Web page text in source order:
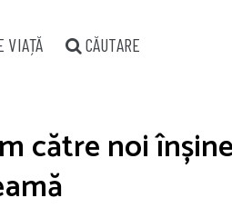
VIAȚĂ CĂUTARE
către noi